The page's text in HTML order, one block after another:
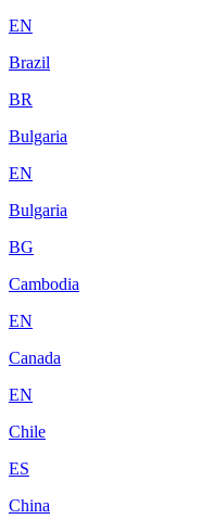
EN
Brazil
BR
Bulgaria
EN
Bulgaria
BG
Cambodia
EN
Canada
EN
Chile
ES
China